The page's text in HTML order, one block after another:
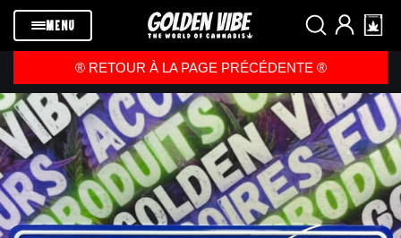
Passer au
contenuMENU
®️ RETOUR À LA PAGE PRÉCÉDENTE ®️